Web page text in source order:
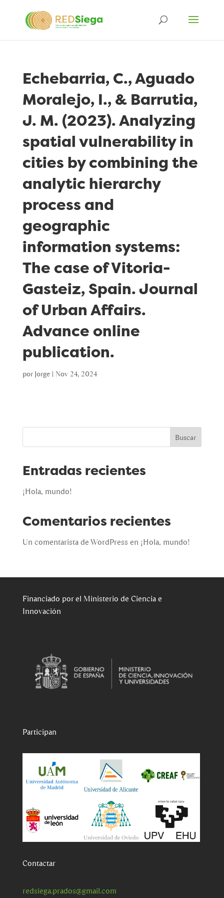
Echebarria, C., Aguado
Moralejo, I., & Barrutia,
J. M. (2023). Analyzing
spatial vulnerability in
cities by combining the
analytic hierarchy
process and
geographic
information systems:
The case of Vitoria-
Gasteiz, Spain. Journal
of Urban Affairs.
Advance online
publication.
por Jorge| Nov 24, 2024
Buscar
Entradas recientes
¡Hola, mundo!
Comentarios recientes
Un comentarista de WordPress en ¡Hola, mundo!
Financiado por el Ministerio de Ciencia e
Innovación
Participan
Contactar
redsiega.prados@gmail.com